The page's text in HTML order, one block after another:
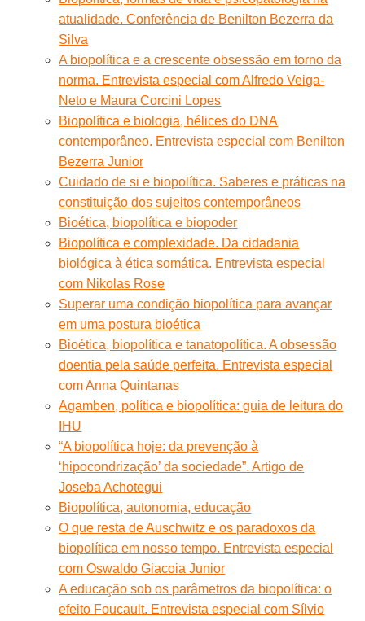
atualidade. Conferência de Benilton Bezerra da
Silva
A biopolítica e a crescente obsessão em torno da
norma. Entrevista especial com Alfredo Veiga-
Neto e Maura Corcini Lopes
Biopolítica e biologia, hélices do DNA
contemporâneo. Entrevista especial com Benilton
Bezerra Junior
Cuidado de si e biopolítica. Saberes e práticas na
constituição dos sujeitos contemporâneos
Bioética, biopolítica e biopoder
Biopolítica e complexidade. Da cidadania
biológica à ética somática. Entrevista especial
com Nikolas Rose
Superar uma condição biopolítica para avançar
em uma postura bioética
Bioética, biopolítica e tanatopolítica. A obsessão
doentia pela saúde perfeita. Entrevista especial
com Anna Quintanas
Agamben, política e biopolítica: guia de leitura do
IHU
“A biopolítica hoje: da prevenção à
‘hipocondrização’ da sociedade”. Artigo de
Joseba Achotegui
Biopolítica, autonomia, educação
O que resta de Auschwitz e os paradoxos da
biopolítica em nosso tempo. Entrevista especial
com Oswaldo Giacoia Junior
A educação sob os parâmetros da biopolítica: o
efeito Foucault. Entrevista especial com Sílvio